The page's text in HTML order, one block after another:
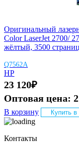
Оригинальный
Color LaserJet 2700/
жёлтый, 3500 страниц
Q7562A
HP
23 120₽
Оптовая цена:
В корзину Купить в
Контакты